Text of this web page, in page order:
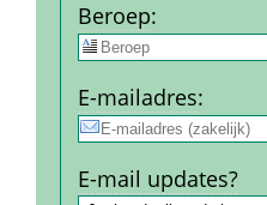
Beroep:
E-mail­adres:
E-mail updates?